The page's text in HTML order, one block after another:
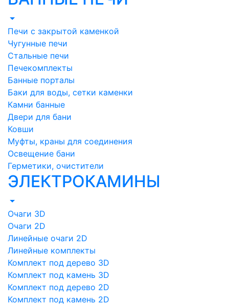
Печи с закрытой каменкой
Чугунные печи
Стальные печи
Печекомплекты
Банные порталы
Баки для воды, сетки каменки
Камни банные
Двери для бани
Ковши
Муфты, краны для соединения
Освещение бани
Герметики, очистители
ЭЛЕКТРОКАМИНЫ
Очаги 3D
Очаги 2D
Линейные очаги 2D
Линейные комплекты
Комплект под дерево 3D
Комплект под камень 3D
Комплект под дерево 2D
Комплект под камень 2D